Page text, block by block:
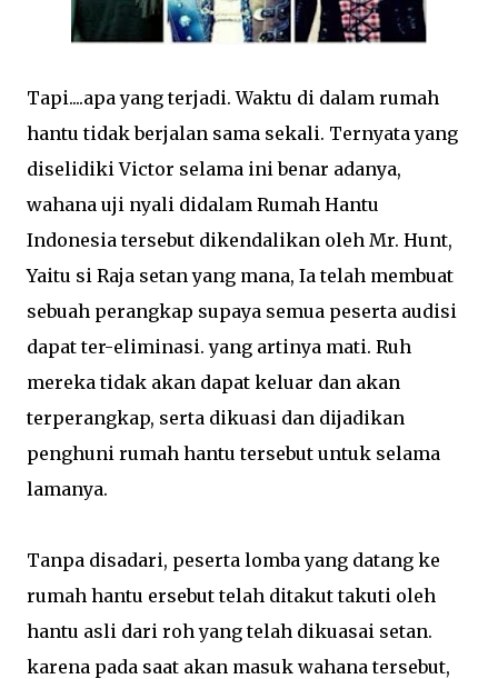
Tapi....apa yang terjadi. Waktu di dalam rumah
hantu tidak berjalan sama sekali. Ternyata yang
diselidiki Victor selama ini benar adanya,
wahana uji nyali didalam Rumah Hantu
Indonesia tersebut dikendalikan oleh Mr. Hunt,
Yaitu si Raja setan yang mana, Ia telah membuat
sebuah perangkap supaya semua peserta audisi
dapat ter-eliminasi. yang artinya mati. Ruh
mereka tidak akan dapat keluar dan akan
terperangkap, serta dikuasi dan dijadikan
penghuni rumah hantu tersebut untuk selama
lamanya.
Tanpa disadari, peserta lomba yang datang ke
rumah hantu ersebut telah ditakut takuti oleh
hantu asli dari roh yang telah dikuasai setan.
karena pada saat akan masuk wahana tersebut,